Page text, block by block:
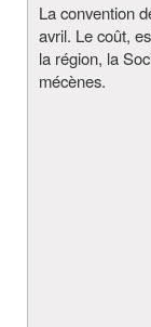
La convention
avril. Le coût,
la région, la
mécènes.